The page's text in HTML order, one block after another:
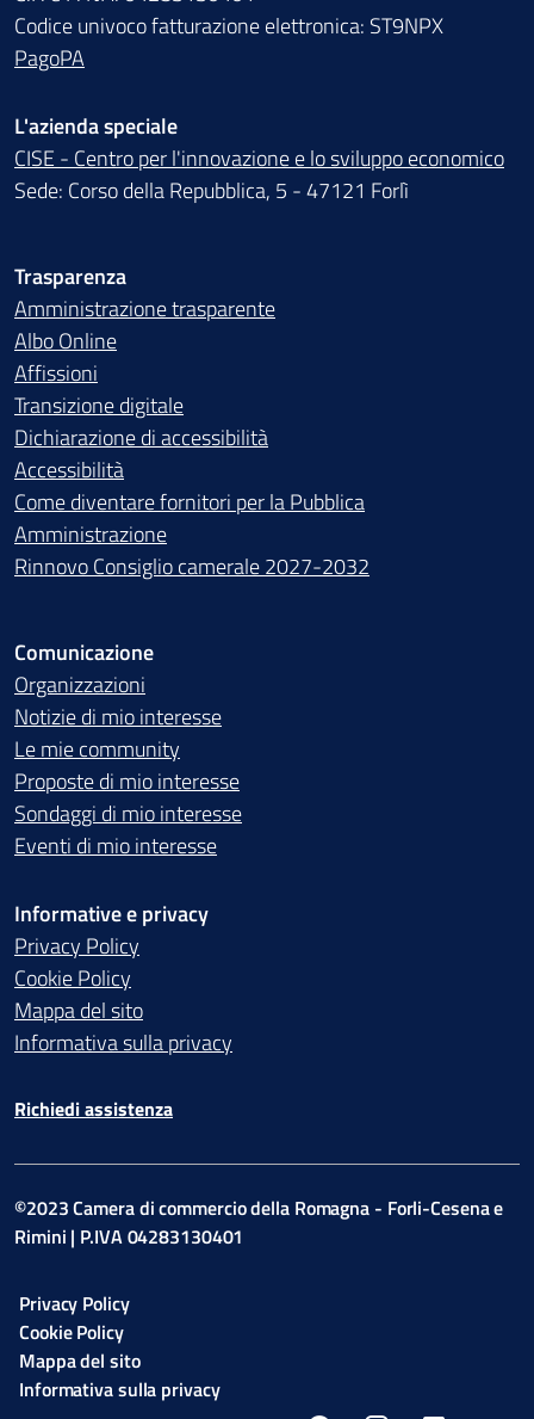
Codice univoco fatturazione elettronica: ST9NPX
PagoPA
L'azienda speciale
CISE - Centro per l'innovazione e lo sviluppo economico
Sede: Corso della Repubblica, 5 - 47121 Forlì
Trasparenza
Amministrazione trasparente
Albo Online
Affissioni
Transizione digitale
Dichiarazione di accessibilità
Accessibilità
Come diventare fornitori per la Pubblica
Amministrazione
Rinnovo Consiglio camerale 2027-2032
Comunicazione
Organizzazioni
Notizie di mio interesse
Le mie community
Proposte di mio interesse
Sondaggi di mio interesse
Eventi di mio interesse
Informative e privacy
Privacy Policy
Cookie Policy
Mappa del sito
Informativa sulla privacy
Richiedi assistenza
©2023 Camera di commercio della Romagna - Forli-Cesena e
Rimini | P.IVA 04283130401
Privacy Policy
Cookie Policy
Mappa del sito
Informativa sulla privacy